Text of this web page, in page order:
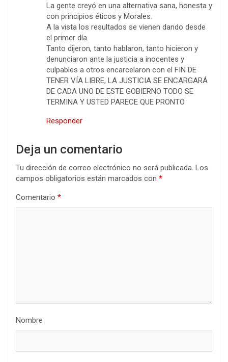
La gente creyó en una alternativa sana, honesta y
con principios éticos y Morales.
A la vista los resultados se vienen dando desde
el primer día.
Tanto dijeron, tanto hablaron, tanto hicieron y
denunciaron ante la justicia a inocentes y
culpables a otros encarcelaron con el FIN DE
TENER VÍA LIBRE, LA JUSTICIA SE ENCARGARÁ
DE CADA UNO DE ESTE GOBIERNO TODO SE
TERMINA Y USTED PARECE QUE PRONTO
Responder
Deja un comentario
Tu dirección de correo electrónico no será publicada. Los
campos obligatorios están marcados con *
Comentario *
Nombre